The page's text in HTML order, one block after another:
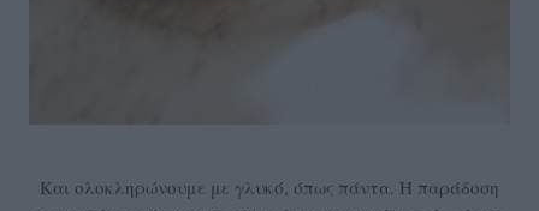
Και ολοκληρώνουμε με γλυκό, όπως πάντα. Η παράδοση